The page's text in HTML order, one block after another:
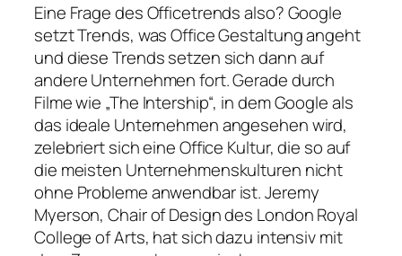
Eine Frage des Officetrends also? Google
setzt Trends, was Office Gestaltung angeht
und diese Trends setzen sich dann auf
andere Unternehmen fort. Gerade durch
Filme wie „The Intership“, in dem Google als
das ideale Unternehmen angesehen wird,
zelebriert sich eine Office Kultur, die so auf
die meisten Unternehmenskulturen nicht
ohne Probleme anwendbar ist. Jeremy
Myerson, Chair of Design des London Royal
College of Arts, hat sich dazu intensiv mit